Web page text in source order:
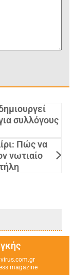
συλλόγους
Πώς να
νωτιαίο
virus.com.gr
magazine